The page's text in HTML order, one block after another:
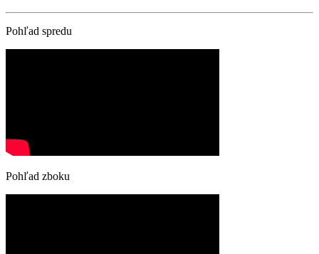
Pohľad spredu
Pohľad zboku